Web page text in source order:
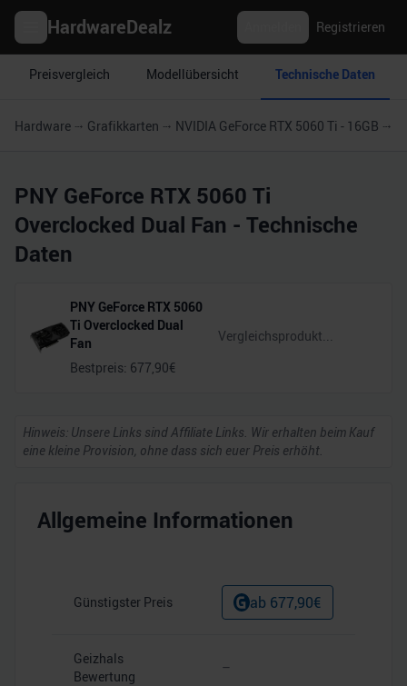
HardwareDealz Registrieren
Preisvergleich Modellübersicht Technische Daten
Hardware Grafikkarten NVIDIA GeForce RTX 5060 Ti - 16GB
PNY GeForce RTX 5060 Ti
Overclocked Dual Fan - Technische
Daten
PNY GeForce RTX 5060
Ti Overclocked Dual
Fan
Bestpreis: 677,90€
Hinweis: Unsere Links sind Affiliate Links. Wir erhalten beim Kauf
eine kleine Provision, ohne dass sich euer Preis erhöht.
Allgemeine Informationen
Günstigster Preis ab 677,90€
Geizhals
Bewertung
–